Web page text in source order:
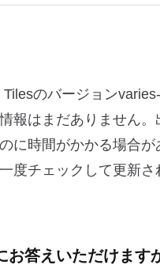
のバージョン
報はまだありません
に時間がかかる場合が
度チェックして更新さ
お答えいただけます